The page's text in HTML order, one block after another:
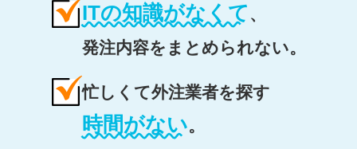
ITの知識がなくて 、
発注内容をまとめられない。
忙しくて外注業者を探す
時間がない。